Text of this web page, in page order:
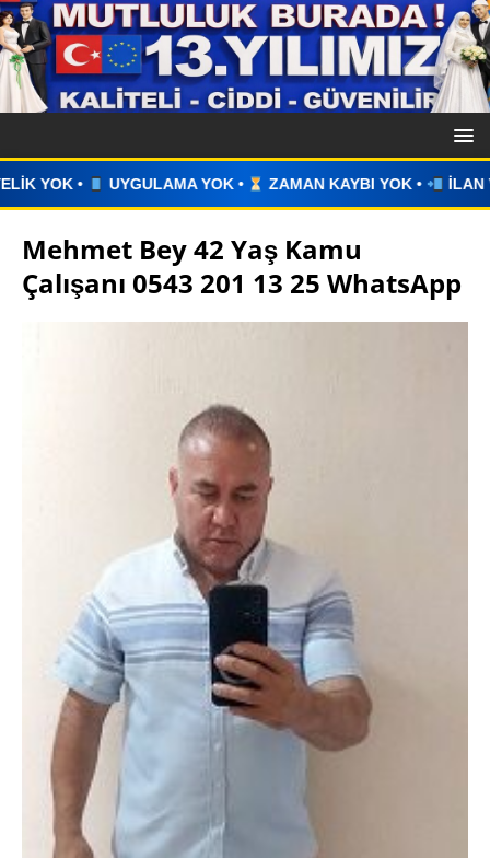
YOK • ZAMAN KAYBI YOK • İLAN VERİN • WHATSAPP
Mehmet Bey 42 Yaş Kamu
Çalışanı 0543 201 13 25 WhatsApp